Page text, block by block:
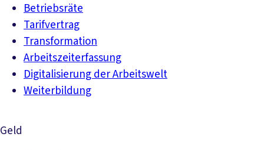
Betriebsräte
Tarifvertrag
Transformation
Arbeitszeiterfassung
Digitalisierung der Arbeitswelt
Weiterbildung
Geld